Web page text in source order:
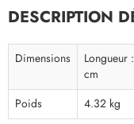
DESCRIPTION
Dimensions
cm
Poids
4.32 kg